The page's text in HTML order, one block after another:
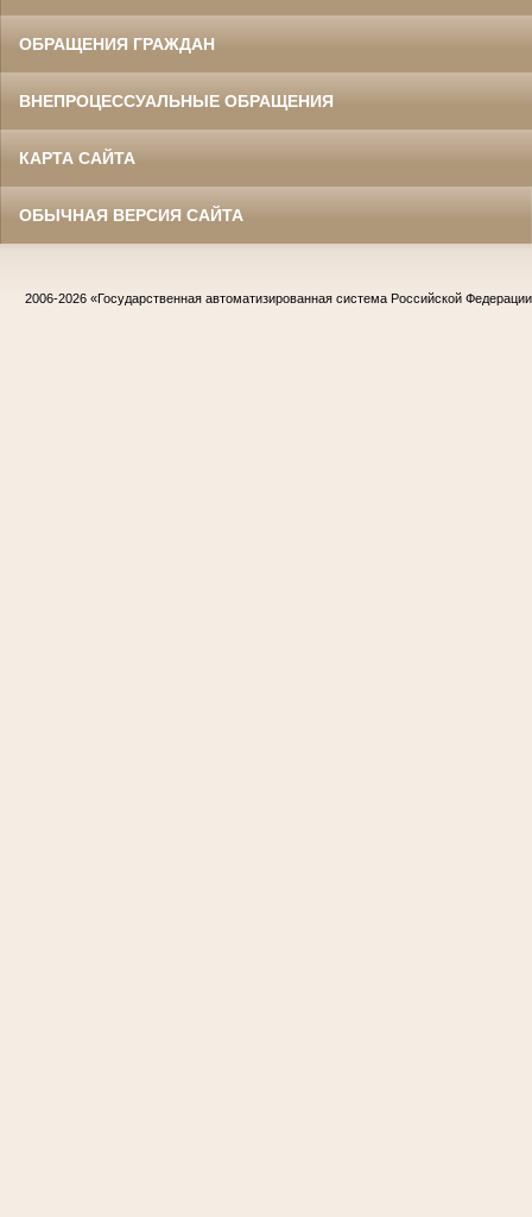
ОБРАЩЕНИЯ ГРАЖДАН
ВНЕПРОЦЕССУАЛЬНЫЕ ОБРАЩЕНИЯ
КАРТА САЙТА
ОБЫЧНАЯ ВЕРСИЯ САЙТА
2006-2026 «Государственная автоматизированная система Российской